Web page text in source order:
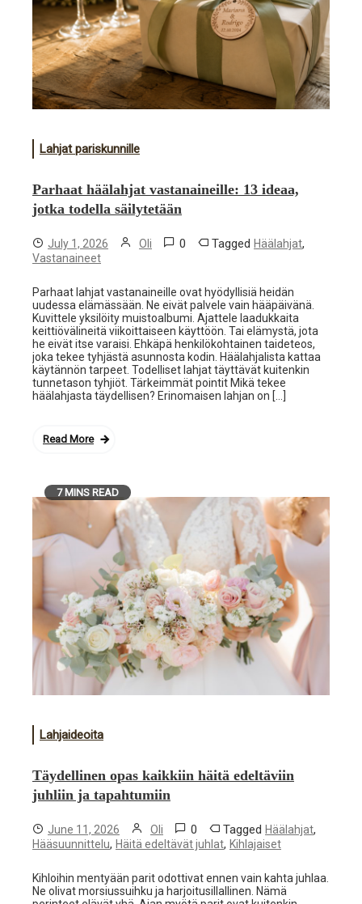
Lahjat pariskunnille
Parhaat häälahjat vastanaineille: 13 ideaa,
jotka todella säilytetään
July 1, 2026 Oli 0 Tagged Häälahjat,
Vastanaineet
Parhaat lahjat vastanaineille ovat hyödyllisiä heidän
uudessa elämässään. Ne eivät palvele vain hääpäivänä.
Kuvittele yksilöity muistoalbumi. Ajattele laadukkaita
keittiövälineitä viikoittaiseen käyttöön. Tai elämystä, jota
he eivät itse varaisi. Ehkäpä henkilökohtainen taideteos,
joka tekee tyhjästä asunnosta kodin. Häälahjalista kattaa
käytännön tarpeet. Todelliset lahjat täyttävät kuitenkin
tunnetason tyhjiöt. Tärkeimmät pointit Mikä tekee
häälahjasta täydellisen? Erinomaisen lahjan on […]
Read More
7 MINS READ
Lahjaideoita
Täydellinen opas kaikkiin häitä edeltäviin
juhliin ja tapahtumiin
June 11, 2026 Oli 0 Tagged Häälahjat,
Hääsuunnittelu, Häitä edeltävät juhlat, Kihlajaiset
Kihloihin mentyään parit odottivat ennen vain kahta juhlaa.
Ne olivat morsiussuihku ja harjoitusillallinen. Nämä